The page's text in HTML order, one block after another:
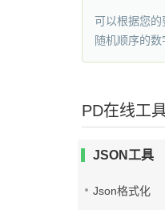
可以根据您
随机顺序的数
PD在线工
JSON工具
Json格式化